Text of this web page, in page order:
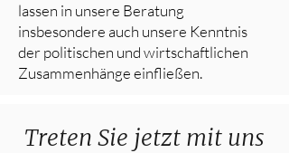
lassen in unsere Beratung
insbesondere auch unsere Kenntnis
der politischen und wirtschaftlichen
Zusammenhänge einfließen.
Treten Sie jetzt mit uns